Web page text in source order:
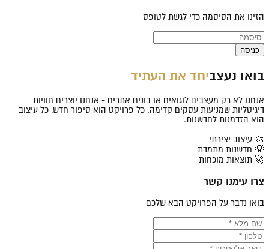
הזינו את הסיסמה כדי לגשת לטופס
כניסה
בואו נעצביחד את העתיד
אנחנו לא רק מעצבים לוגואים או בונים אתרים - אנחנו יוצרים חוויות
דיגיטליות שמניעות עסקים קדימה. כל פרויקט הוא סיפור חדש, כל עיצוב
הוא הזדמנות לחדשנות.
🎨 עיצוב יצירתי
💡 חדשנות מתמדת
🚀 תוצאות מוכחות
צרו עימנו קשר
בואו נדבר על הפרויקט הבא שלכם